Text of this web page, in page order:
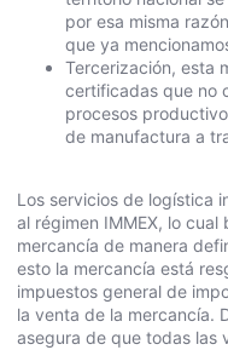
por esa misma
que ya
Tercerización, esta
certificadas que no
procesos
de manufactura a
Los servicios de logística
al régimen IMMEX, lo
mercancía de manera
esto la mercancía está
impuestos general de
la venta de la mercancía.
asegura de que todas las